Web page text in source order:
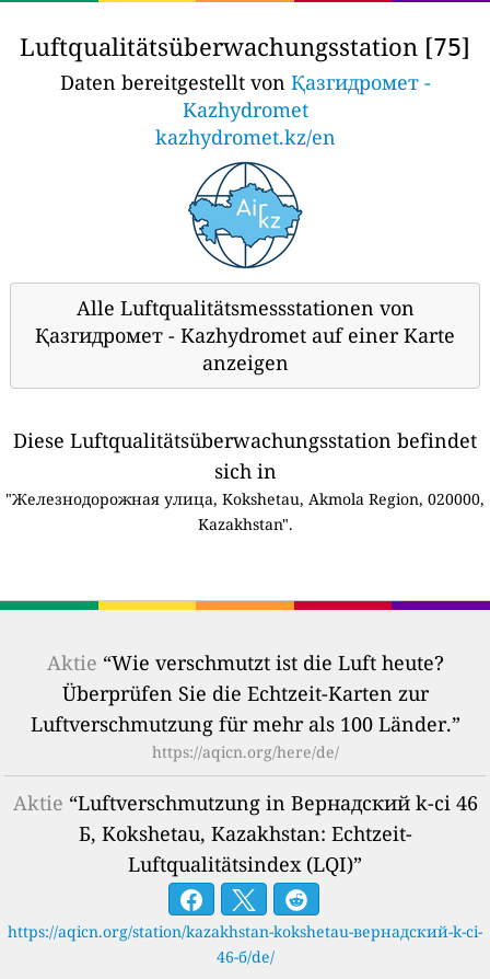
Luftqualitätsüberwachungsstation [75]
Daten bereitgestellt von Қазгидромет -
Kazhydromet
kazhydromet.kz/en
Alle Luftqualitätsmessstationen von
Қазгидромет - Kazhydromet auf einer Karte
anzeigen
Diese Luftqualitätsüberwachungsstation befindet
sich in
"Железнодорожная улица, Kokshetau, Akmola Region, 020000,
Kazakhstan".
Aktie “Wie verschmutzt ist die Luft heute?
Überprüfen Sie die Echtzeit-Karten zur
Luftverschmutzung für mehr als 100 Länder.”
https://aqicn.org/here/de/
Aktie “Luftverschmutzung in Вернадский k-сі 46
Б, Kokshetau, Kazakhstan: Echtzeit-
Luftqualitätsindex (LQI)”
https://aqicn.org/station/kazakhstan-kokshetau-вернадский-k-сі-
46-б/de/